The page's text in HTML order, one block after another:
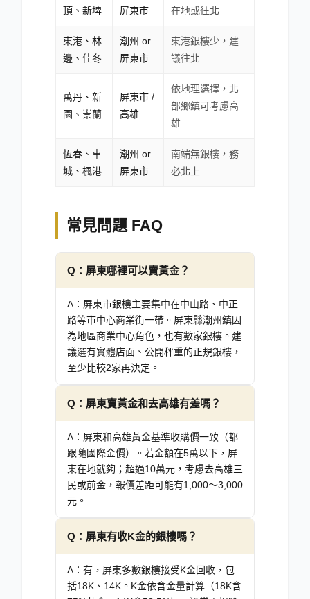
頂、新埤
屏東市
在地或往北
東港、林
邊、佳冬
潮州 or
屏東市
東港銀樓少，建
議往北
萬丹、新
園、崇蘭
屏東市 /
高雄
依地理選擇，北
部鄉鎮可考慮高
雄
恆春、車
城、楓港
潮州 or
屏東市
南端無銀樓，務
必北上
常見問題 FAQ
Q： 屏東哪裡可以賣黃金？
A： 屏東市銀樓主要集中在中山路、中正
路等市中心商業街一帶。屏東縣潮州鎮因
為地區商業中心角色，也有數家銀樓。建
議選有實體店面、公開秤重的正規銀樓，
至少比較2家再決定。
Q： 屏東賣黃金和去高雄有差嗎？
A： 屏東和高雄黃金基準收購價一致（都
跟隨國際金價）。若金額在5萬以下，屏
東在地就夠；超過10萬元，考慮去高雄三
民或前金，報價差距可能有1,000～3,000
元。
Q： 屏東有收K金的銀樓嗎？
A： 有，屏東多數銀樓接受K金回收，包
括18K、14K。K金依含金量計算（18K含